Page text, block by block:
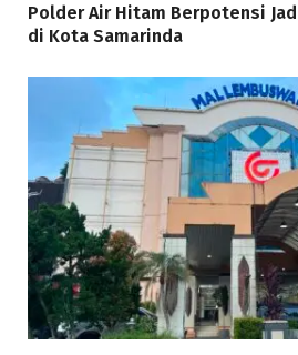
Polder Air Hitam Berpotensi
di Kota Samarinda